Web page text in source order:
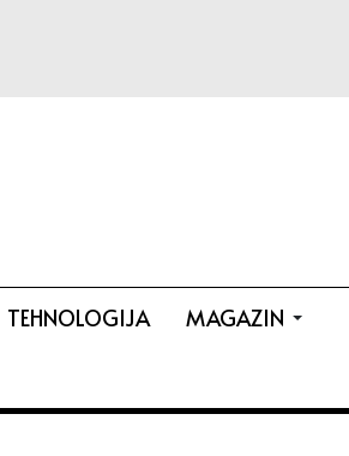
TEHNOLOGIJA
MAGAZIN